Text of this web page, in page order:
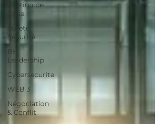
Gestion de
Crise
Sureté
Sécurité
RH
Leadership
Cybersecurite
WEB 3
Négociation
& Conflit